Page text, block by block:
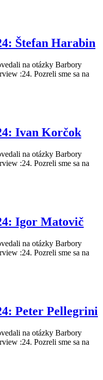
Štefan Harabin
na otázky Barbory
:24. Pozreli sme sa na
Ivan Korčok
na otázky Barbory
:24. Pozreli sme sa na
Igor Matovič
na otázky Barbory
:24. Pozreli sme sa na
Peter Pellegrini
na otázky Barbory
:24. Pozreli sme sa na